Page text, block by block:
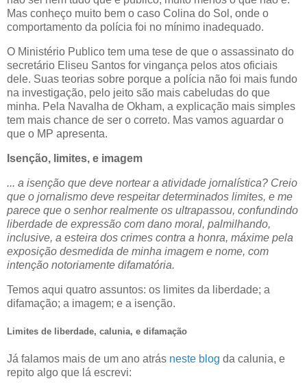
Mas conheço muito bem o caso Colina do Sol, onde o
comportamento da polícia foi no mínimo inadequado.
O Ministério Publico tem uma tese de que o assassinato do
secretário Eliseu Santos for vingança pelos atos oficiais
dele. Suas teorias sobre porque a polícia não foi mais fundo
na investigação, pelo jeito são mais cabeludas do que
minha. Pela Navalha de Okham, a explicação mais simples
tem mais chance de ser o correto. Mas vamos aguardar o
que o MP apresenta.
Isenção, limites, e imagem
... a isenção que deve nortear a atividade jornalística? Creio
que o jornalismo deve respeitar determinados limites, e me
parece que o senhor realmente os ultrapassou, confundindo
liberdade de expressão com dano moral, palmilhando,
inclusive, a esteira dos crimes contra a honra, máxime pela
exposição desmedida de minha imagem e nome, com
intenção notoriamente difamatória.
Temos aqui quatro assuntos: os limites da liberdade; a
difamação; a imagem; e a isenção.
Limites de liberdade, calunia, e difamação
Já falamos mais de um ano atrás neste blog da calunia, e
repito algo que lá escrevi: